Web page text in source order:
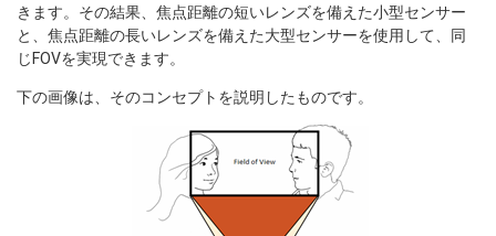
きます。その結果、焦点距離の短いレンズを備えた小型センサー
と、焦点距離の長いレンズを備えた大型センサーを使用して、同
じFOVを実現できます。
下の画像は、そのコンセプトを説明したものです。